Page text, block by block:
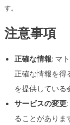
す。
注意事項
正確な情報: マ
正確な情報を得
を提供している
サービスの変更
ることがあり